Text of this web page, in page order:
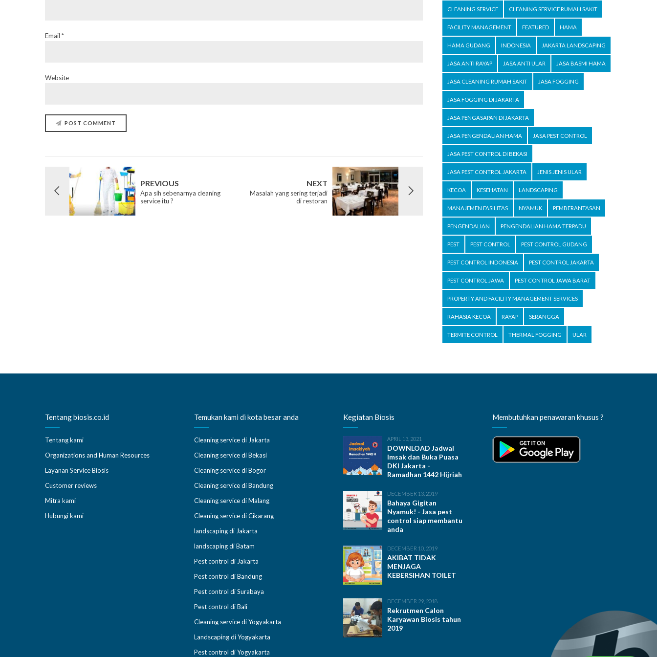
Email *
Website
POST COMMENT
PREVIOUS
Apa sih sebenarnya cleaning
service itu ?
NEXT
Masalah yang sering terjadi
di restoran
CLEANING SERVICE CLEANING SERVICE RUMAH SAKIT
FACILITY MANAGEMENT FEATURED HAMA
HAMA GUDANG INDONESIA JAKARTA LANDSCAPING
JASA ANTI RAYAP JASA ANTI ULAR JASA BASMI HAMA
JASA CLEANING RUMAH SAKIT JASA FOGGING
JASA FOGGING DI JAKARTA
JASA PENGASAPAN DI JAKARTA
JASA PENGENDALIAN HAMA JASA PEST CONTROL
JASA PEST CONTROL DI BEKASI
JASA PEST CONTROL JAKARTA JENIS JENIS ULAR
KECOA KESEHATAN LANDSCAPING
MANAJEMEN FASILITAS NYAMUK PEMBERANTASAN
PENGENDALIAN PENGENDALIAN HAMA TERPADU
PEST PEST CONTROL PEST CONTROL GUDANG
PEST CONTROL INDONESIA PEST CONTROL JAKARTA
PEST CONTROL JAWA PEST CONTROL JAWA BARAT
PROPERTY AND FACILITY MANAGEMENT SERVICES
RAHASIA KECOA RAYAP SERANGGA
TERMITE CONTROL THERMAL FOGGING ULAR
Tentang biosis.co.id
Tentang kami
Organizations and Human Resources
Layanan Service Biosis
Customer reviews
Mitra kami
Hubungi kami
Temukan kami di kota besar anda
Cleaning service di Jakarta
Cleaning service di Bekasi
Cleaning service di Bogor
Cleaning service di Bandung
Cleaning service di Malang
Cleaning service di Cikarang
landscaping di Jakarta
landscaping di Batam
Pest control di Jakarta
Pest control di Bandung
Pest control di Surabaya
Pest control di Bali
Cleaning service di Yogyakarta
Landscaping di Yogyakarta
Pest control di Yogyakarta
Kegiatan Biosis
APRIL 13, 2021
DOWNLOAD Jadwal
Imsak dan Buka Puasa
DKI Jakarta -
Ramadhan 1442 Hijriah
DECEMBER 13, 2019
Bahaya Gigitan
Nyamuk! - Jasa pest
control siap membantu
anda
DECEMBER 10, 2019
AKIBAT TIDAK
MENJAGA
KEBERSIHAN TOILET
DECEMBER 29, 2018
Rekrutmen Calon
Karyawan Biosis tahun
2019
Membutuhkan penawaran khusus ?